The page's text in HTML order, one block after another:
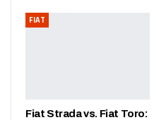
FIAT
Fiat Strada vs. Fiat Toro: